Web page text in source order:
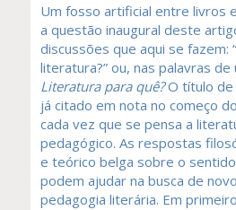
Um fosso artificial entre livros
a questão inaugural deste
discussões que aqui se fazem:
literatura?” ou, nas palavras
Literatura para quê?O título de
já citado em nota no começo
cada vez que se pensa a
pedagógico. As respostas
e teórico belga sobre o
podem ajudar na busca de
pedagogia literária. Em